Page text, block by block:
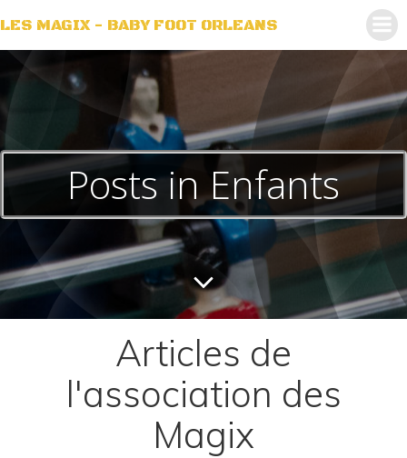
au
contenu
LES MAGIX - BABY FOOT ORLEANS
Posts in Enfants
Articles de
l'association des
Magix